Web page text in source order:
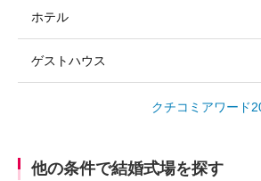
ホテル
ゲストハウス
クチコミアワード
他の条件で結婚式場を探す